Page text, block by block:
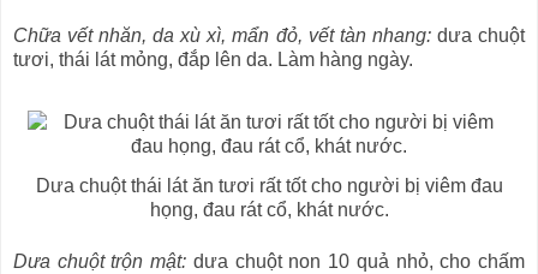
Chữa vết nhăn, da xù xì, mẩn đỏ, vết tàn nhang: dưa chuột
tươi, thái lát mỏng, đắp lên da. Làm hàng ngày.
Dưa chuột thái lát ăn tươi rất tốt cho người bị viêm đau
họng, đau rát cổ, khát nước.
Dưa chuột trộn mật: dưa chuột non 10 quả nhỏ, cho chấm